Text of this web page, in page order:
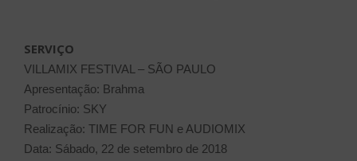
SERVIÇO
VILLAMIX FESTIVAL – SÃO PAULO
Apresentação: Brahma
Patrocínio: SKY
Realização: TIME FOR FUN e AUDIOMIX
Data: Sábado, 22 de setembro de 2018